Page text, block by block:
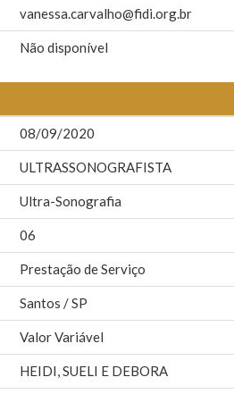
vanessa.carvalho@fidi.org.br
Não disponível
08/09/2020
ULTRASSONOGRAFISTA
Ultra-Sonografia
06
Prestação de Serviço
Santos / SP
Valor Variável
HEIDI, SUELI E DEBORA